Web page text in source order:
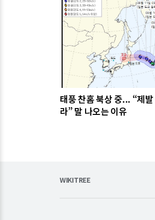
태풍 찬홈 북상 중... “제
라” 말 나오는 이유
WIKITREE